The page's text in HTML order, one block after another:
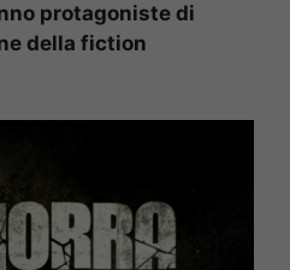
protagoniste di
della fiction